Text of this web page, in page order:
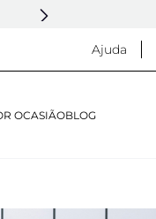
Ajuda
OCASIÃOBLOG